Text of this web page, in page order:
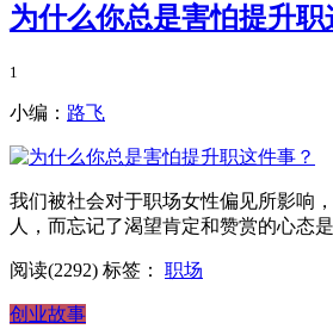
为什么你总是害怕提升职
1
小编： 路飞
我们被社会对于职场女性偏见所影响
人，而忘记了渴望肯定和赞赏的心态
阅读(2292) 标签： 职场
创业故事